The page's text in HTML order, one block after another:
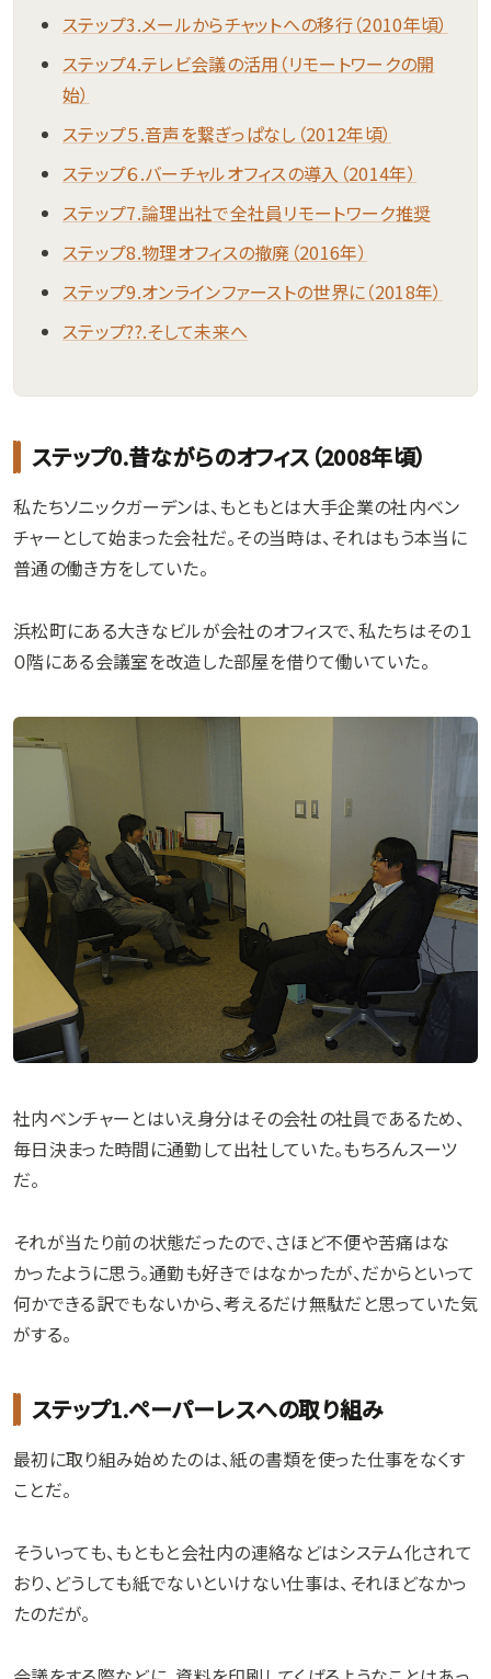
ステップ3.メールからチャットへの移行（2010年頃）
ステップ4.テレビ会議の活用（リモートワークの開
始）
ステップ５.音声を繋ぎっぱなし（2012年頃）
ステップ６.バーチャルオフィスの導入（2014年）
ステップ7.論理出社で全社員リモートワーク推奨
ステップ8.物理オフィスの撤廃（2016年）
ステップ9.オンラインファーストの世界に（2018年）
ステップ??.そして未来へ
ステップ0.昔ながらのオフィス（2008年頃）
私たちソニックガーデンは、もともとは大手企業の社内ベン
チャーとして始まった会社だ。その当時は、それはもう本当に
普通の働き方をしていた。
浜松町にある大きなビルが会社のオフィスで、私たちはその１
０階にある会議室を改造した部屋を借りて働いていた。
社内ベンチャーとはいえ身分はその会社の社員であるため、
毎日決まった時間に通勤して出社していた。もちろんスーツ
だ。
それが当たり前の状態だったので、さほど不便や苦痛はな
かったように思う。通勤も好きではなかったが、だからといって
何かできる訳でもないから、考えるだけ無駄だと思っていた気
がする。
ステップ1.ペーパーレスへの取り組み
最初に取り組み始めたのは、紙の書類を使った仕事をなくす
ことだ。
そういっても、もともと会社内の連絡などはシステム化されて
おり、どうしても紙でないといけない仕事は、それほどなかっ
たのだが。